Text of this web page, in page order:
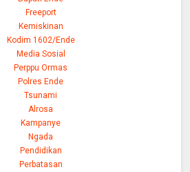
Freeport
Kemiskinan
Kodim 1602/Ende
Media Sosial
Perppu Ormas
Polres Ende
Tsunami
Alrosa
Kampanye
Ngada
Pendidikan
Perbatasan